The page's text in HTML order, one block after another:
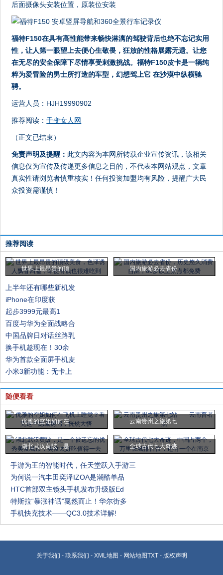
后面摄像头安装位置，原装位安装
福特F150在具有高性能带来畅快淋漓的驾驶背后也绝不忘记实用
性，让人第一眼望上去便心生敬畏，狂放的性格展露无遗。让您
在无尽的安全保障下尽情享受刺激挑战。福特F150皮卡是一辆纯
粹为爱冒险的男士所打造的车型，幻想驾上它 在沙漠中纵横驰
骋。
运营人员：HJH19990902
推荐阅读：千变女人网
（正文已结束）
免责声明及提醒： 此文内容为本网所转载企业宣传资讯，该相关
信息仅为宣传及传递更多信息之目的，不代表本网站观点，文章
真实性请浏览者慎重核实！任何投资加盟均有风险，提醒广大民
众投资需谨慎！
推荐阅读
世界上最昂贵的顶 国内旅游必去省份
上半年还有哪些新机发
iPhone在印度获
起步3999元最高1
百度与华为全面战略合
中国品牌日对话丝路乳
换手机趁现在！30余
华为首款全面屏手机麦
小米3新功能：无卡上
随便看看
优雅的空姐如何在 云南贵州之旅第七
湖北武汉黄陂，是 全球古代七大奇迹
手游为王的智能时代，任天堂跃入手游三
为何说一汽丰田奕泽IZOA是潮酷单品
HTC首部双主镜头手机发布升级版Ed
特斯拉“暴涨神话”戛然而止！华尔街多
手机快充技术——QC3.0技术详解!
关于我们 - 联系我们 - XML地图 - 网站地图TXT- 版权声明